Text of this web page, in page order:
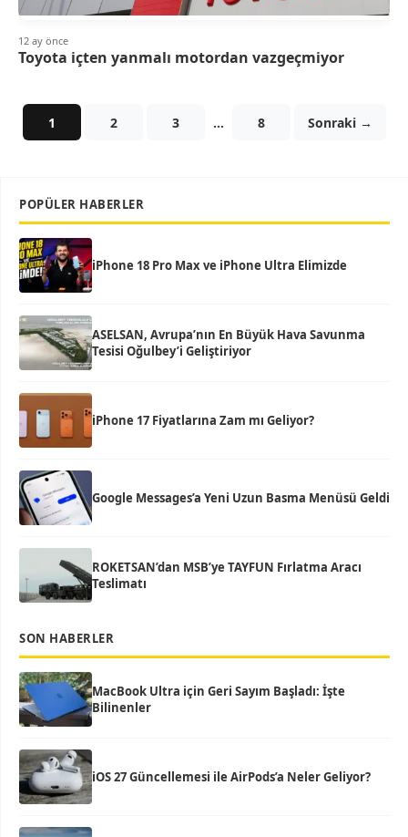
12 ay önce
Toyota içten yanmalı motordan vazgeçmiyor
1 2 3 … 8 Sonraki →
POPÜLER HABERLER
iPhone 18 Pro Max ve iPhone Ultra Elimizde
ASELSAN, Avrupa’nın En Büyük Hava Savunma
Tesisi Oğulbey’i Geliştiriyor
iPhone 17 Fiyatlarına Zam mı Geliyor?
Google Messages’a Yeni Uzun Basma Menüsü Geldi
ROKETSAN’dan MSB’ye TAYFUN Fırlatma Aracı
Teslimatı
SON HABERLER
MacBook Ultra için Geri Sayım Başladı: İşte
Bilinenler
iOS 27 Güncellemesi ile AirPods’a Neler Geliyor?